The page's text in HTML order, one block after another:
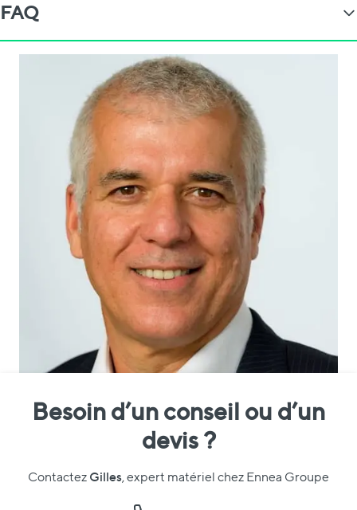
FAQ
Besoin d’un conseil ou d’un
devis ?
Contactez Gilles, expert matériel chez Ennea Groupe